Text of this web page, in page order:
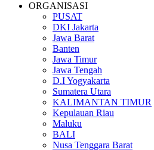
ORGANISASI
PUSAT
DKI Jakarta
Jawa Barat
Banten
Jawa Timur
Jawa Tengah
D.I Yogyakarta
Sumatera Utara
KALIMANTAN TIMUR
Kepulauan Riau
Maluku
BALI
Nusa Tenggara Barat